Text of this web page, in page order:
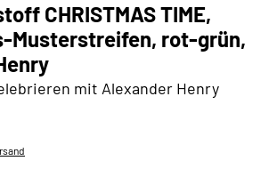
CHRISTMAS TIME,
Musterstreifen, rot-grün,
mit Alexander Henry